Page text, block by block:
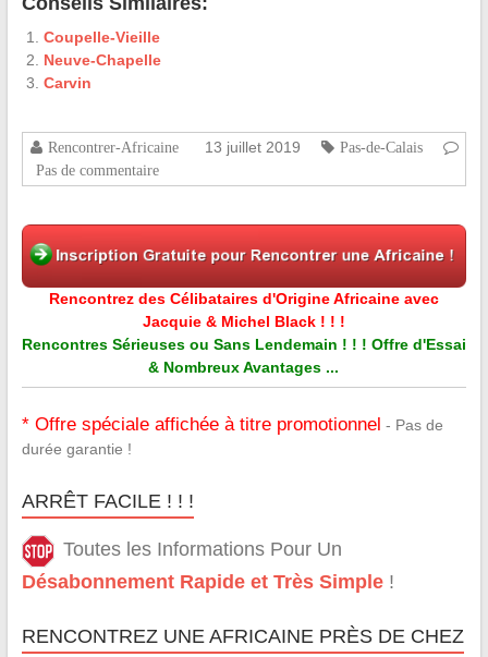
Coupelle-Vieille
Neuve-Chapelle
Carvin
Rencontrer-Africaine 13 juillet 2019
Pas-de-Calais
Pas de commentaire
Rencontrez des Célibataires d'Origine Africaine avec
Jacquie & Michel Black ! ! !
Rencontres Sérieuses ou Sans Lendemain ! ! ! Offre d'Essai
& Nombreux Avantages ...
* Offre spéciale affichée à titre promotionnel - Pas de
durée garantie !
ARRÊT FACILE ! ! !
Toutes les Informations Pour Un
Désabonnement Rapide et Très Simple!
RENCONTREZ UNE AFRICAINE PRÈS DE CHEZ